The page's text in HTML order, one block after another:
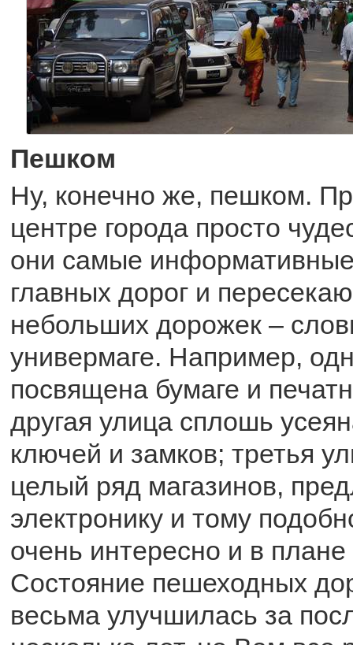
Пешком
Ну, конечно же, пешком.
центре города просто
они самые
главных дорог и
небольших дорожек –
универмаге. Например,
посвящена бумаге и
другая улица сплошь
ключей и замков; третья
целый ряд магазинов,
электронику и тому
очень интересно и в
Состояние пешеходных
весьма улучшилась за